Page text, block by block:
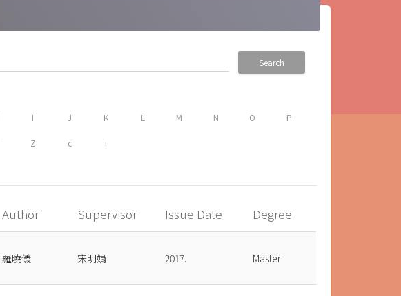
Search
I J K L M N O P
Z c i
Author Supervisor Issue Date Degree
羅曉儀 宋明娟 2017. Master